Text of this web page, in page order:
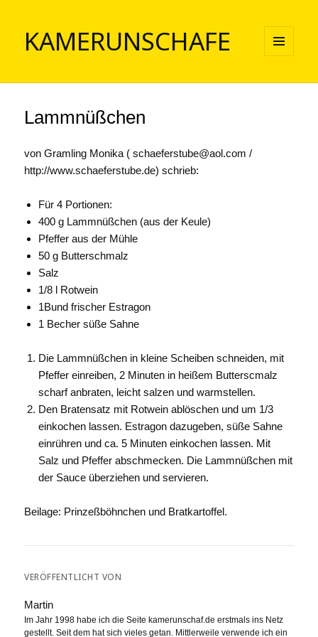
KAMERUNSCHAFE
WIDGETS
Lammnüßchen
von Gramling Monika ( schaeferstube@aol.com /
http://www.schaeferstube.de) schrieb:
Für 4 Portionen:
400 g Lammnüßchen (aus der Keule)
Pfeffer aus der Mühle
50 g Butterschmalz
Salz
1/8 l Rotwein
1Bund frischer Estragon
1 Becher süße Sahne
Die Lammnüßchen in kleine Scheiben schneiden, mit
Pfeffer einreiben, 2 Minuten in heißem Butterscmalz
scharf anbraten, leicht salzen und warmstellen.
Den Bratensatz mit Rotwein ablöschen und um 1/3
einkochen lassen. Estragon dazugeben, süße Sahne
einrühren und ca. 5 Minuten einkochen lassen. Mit
Salz und Pfeffer abschmecken. Die Lammnüßchen mit
der Sauce überziehen und servieren.
Beilage: Prinzeßböhnchen und Bratkartoffel.
VERÖFFENTLICHT VON
Martin
Im Jahr 1998 habe ich die Seite kamerunschaf.de erstmals ins Netz
gestellt. Seit dem hat sich vieles getan. Mittlerweile verwende ich ein